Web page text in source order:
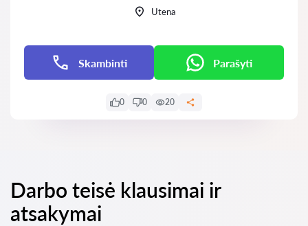
Utena
Skambinti Parašyti
0 0 20
Darbo teisė klausimai ir
atsakymai